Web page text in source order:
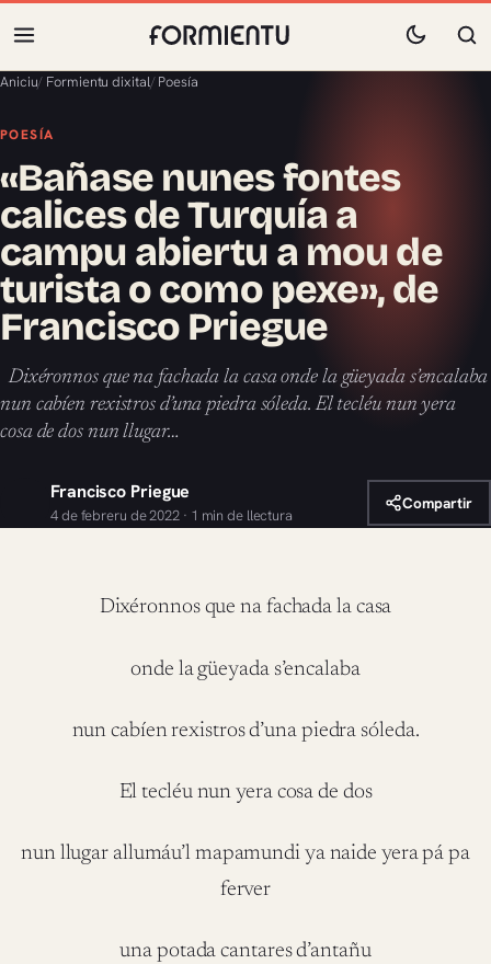
Aniciu/ Formientu dixital/ Poesía
POESÍA
«Bañase nunes fontes
calices de Turquía a
campu abiertu a mou de
turista o como pexe», de
Francisco Priegue
Dixéronnos que na fachada la casa onde la güeyada s’encalaba
nun cabíen rexistros d’una piedra sóleda. El tecléu nun yera
cosa de dos nun llugar…
Francisco Priegue
4 de febreru de 2022 · 1 min de llectura
Compartir
Dixéronnos que na fachada la casa
onde la güeyada s’encalaba
nun cabíen rexistros d’una piedra sóleda.
El tecléu nun yera cosa de dos
nun llugar allumáu’l mapamundi ya naide yera pá pa
ferver
una potada cantares d’antañu